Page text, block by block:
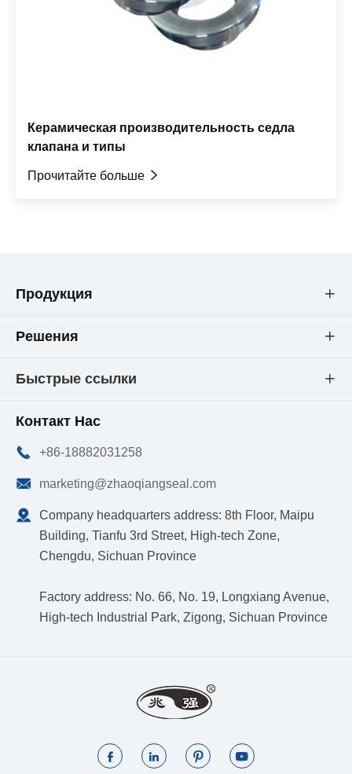
Керамическая производительность седла
клапана и типы
Прочитайте больше 
Продукция 
Решения 
Быстрые ссылки 
Контакт Нас
 +86-18882031258
 marketing@zhaoqiangseal.com

Company headquarters address: 8th Floor, Maipu
Building, Tianfu 3rd Street, High-tech Zone,
Chengdu, Sichuan Province
Factory address: No. 66, No. 19, Longxiang Avenue,
High-tech Industrial Park, Zigong, Sichuan Province
   